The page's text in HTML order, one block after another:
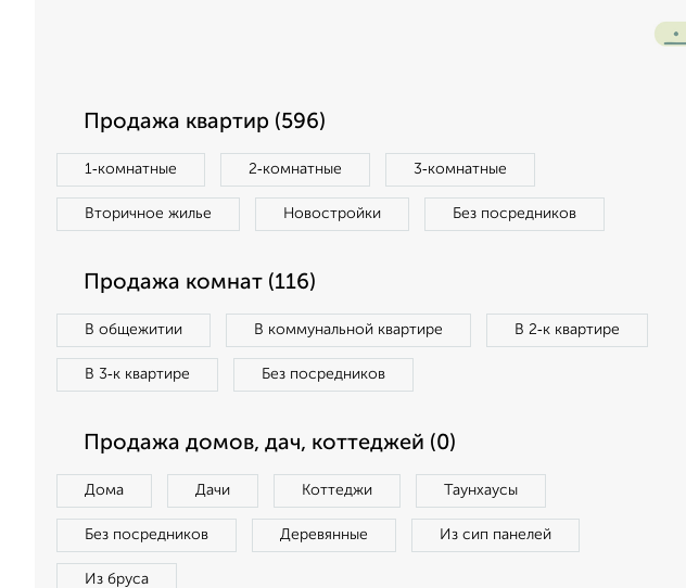
Продажа квартир (596)
1‑комнатные 2‑комнатные 3‑комнатные
Вторичное жилье Новостройки Без посредников
Продажа комнат (116)
В общежитии В коммунальной квартире В 2‑к квартире
В 3‑к квартире Без посредников
Продажа домов, дач, коттеджей (0)
Дома Дачи Коттеджи Таунхаусы
Без посредников Деревянные Из сип панелей
Из бруса